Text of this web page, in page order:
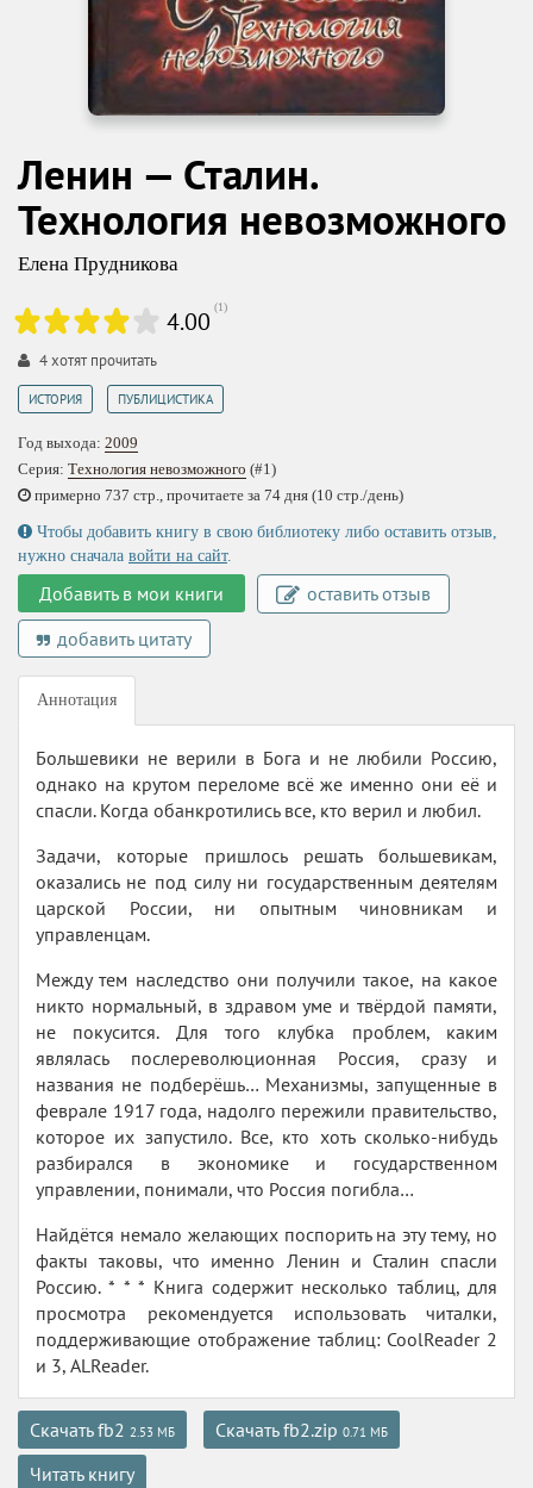
Ленин — Сталин.
Технология невозможного
Елена Прудникова
4.00 (1)
4хотят прочитать
ИСТОРИЯ ПУБЛИЦИСТИКА
Год выхода: 2009
Серия: Технология невозможного (#1)
примерно 737 стр., прочитаете за 74 дня (10 стр./день)
Чтобы добавить книгу в свою библиотеку либо оставить отзыв,
нужно сначала войти на сайт.
Добавить в мои книги
оставить отзыв
добавить цитату
Аннотация
Большевики не верили в Бога и не любили Россию,
однако на крутом переломе всё же именно они её и
спасли. Когда обанкротились все, кто верил и любил.
Задачи, которые пришлось решать большевикам,
оказались не под силу ни государственным деятелям
царской России, ни опытным чиновникам и
управленцам.
Между тем наследство они получили такое, на какое
никто нормальный, в здравом уме и твёрдой памяти,
не покусится. Для того клубка проблем, каким
являлась послереволюционная Россия, сразу и
названия не подберёшь… Механизмы, запущенные в
феврале 1917 года, надолго пережили правительство,
которое их запустило. Все, кто хоть сколько-нибудь
разбирался в экономике и государственном
управлении, понимали, что Россия погибла…
Найдётся немало желающих поспорить на эту тему, но
факты таковы, что именно Ленин и Сталин спасли
Россию. * * * Книга содержит несколько таблиц, для
просмотра рекомендуется использовать читалки,
поддерживающие отображение таблиц: CoolReader 2
и 3, ALReader.
Скачать fb2 2.53 МБ Скачать fb2.zip 0.71 МБ
Читать книгу